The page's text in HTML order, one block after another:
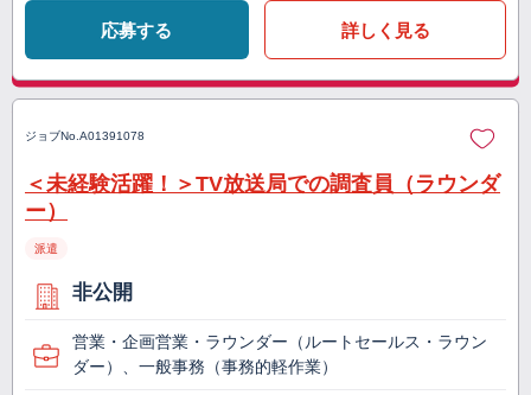
応募する 詳しく見る
ジョブNo. A01391078
＜未経験活躍！＞TV放送局での調査員（ラウンダ
ー）
派遣
非公開
営業・企画営業・ラウンダー（ルートセールス・ラウン
ダー）、一般事務（事務的軽作業）